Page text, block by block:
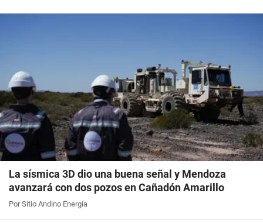
La sísmica 3D dio una buena señal y Mendoza
avanzará con dos pozos en Cañadón Amarillo
Por Sitio Andino Energía